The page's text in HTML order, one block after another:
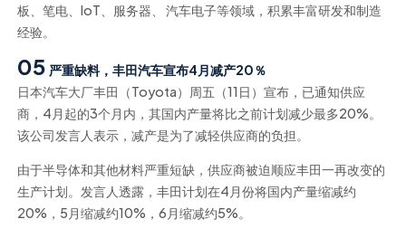
板、笔电、IoT、服务器、 汽车电子等领域，积累丰富研发和制造
经验。
05 严重缺料，丰田汽车宣布4月减产20％
日本汽车大厂丰田（Toyota）周五（11日）宣布，已通知供应
商，4月起的3个月内，其国内产量将比之前计划减少最多20%。
该公司发言人表示，减产是为了减轻供应商的负担。
由于半导体和其他材料严重短缺，供应商被迫顺应丰田一再改变的
生产计划。发言人透露，丰田计划在4月份将国内产量缩减约
20%，5月缩减约10%，6月缩减约5%。